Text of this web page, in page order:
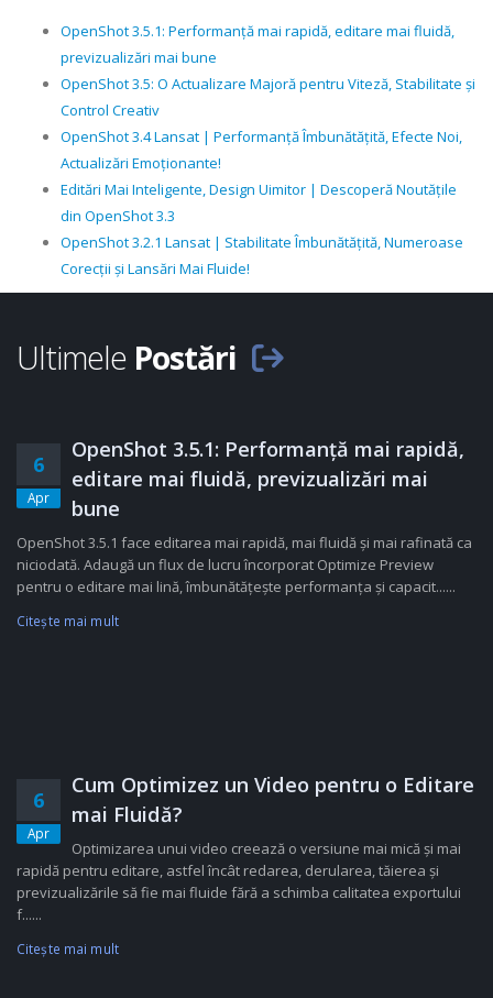
OpenShot 3.5.1: Performanță mai rapidă, editare mai fluidă,
previzualizări mai bune
OpenShot 3.5: O Actualizare Majoră pentru Viteză, Stabilitate și
Control Creativ
OpenShot 3.4 Lansat | Performanță Îmbunătățită, Efecte Noi,
Actualizări Emoționante!
Editări Mai Inteligente, Design Uimitor | Descoperă Noutățile
din OpenShot 3.3
OpenShot 3.2.1 Lansat | Stabilitate Îmbunătățită, Numeroase
Corecții și Lansări Mai Fluide!
Ultimele Postări
6
Apr
OpenShot 3.5.1: Performanță mai rapidă,
editare mai fluidă, previzualizări mai
bune
OpenShot 3.5.1 face editarea mai rapidă, mai fluidă și mai rafinată ca
niciodată. Adaugă un flux de lucru încorporat Optimize Preview
pentru o editare mai lină, îmbunătățește performanța și capacit......
Citeşte mai mult
6
Apr
Cum Optimizez un Video pentru o Editare
mai Fluidă?
Optimizarea unui video creează o versiune mai mică și mai
rapidă pentru editare, astfel încât redarea, derularea, tăierea și
previzualizările să fie mai fluide fără a schimba calitatea exportului
f......
Citeşte mai mult